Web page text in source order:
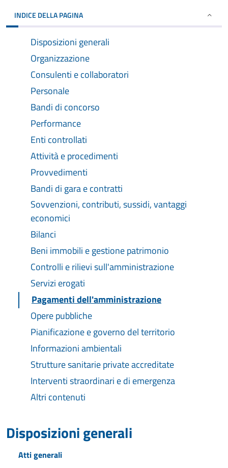
INDICE DELLA PAGINA
Disposizioni generali
Organizzazione
Consulenti e collaboratori
Personale
Bandi di concorso
Performance
Enti controllati
Attività e procedimenti
Provvedimenti
Bandi di gara e contratti
Sovvenzioni, contributi, sussidi, vantaggi
economici
Bilanci
Beni immobili e gestione patrimonio
Controlli e rilievi sull'amministrazione
Servizi erogati
Pagamenti dell'amministrazione
Opere pubbliche
Pianificazione e governo del territorio
Informazioni ambientali
Strutture sanitarie private accreditate
Interventi straordinari e di emergenza
Altri contenuti
Disposizioni generali
Atti generali